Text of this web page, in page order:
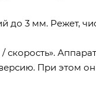
до 3 мм. Режет,
При этом